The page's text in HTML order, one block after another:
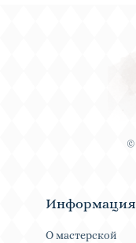
©
Информация
О мастерской